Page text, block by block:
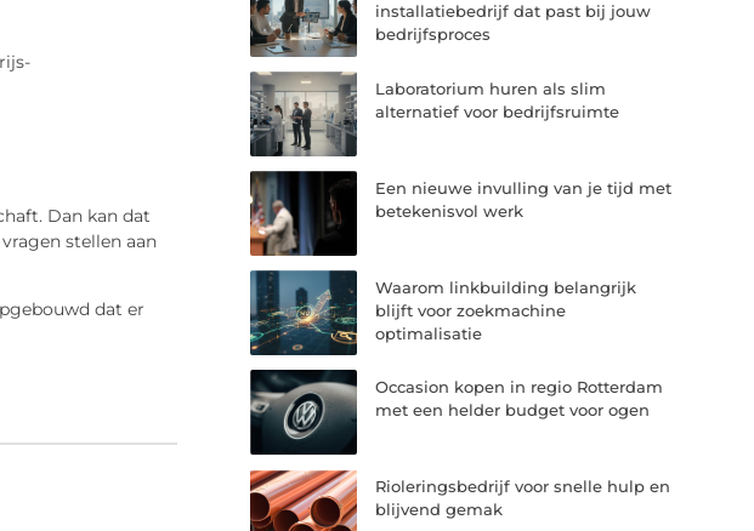
Dan kan dat
stellen aan
dat er
installatiebedrijf dat past bij jouw
bedrijfsproces
Laboratorium huren als slim
alternatief voor bedrijfsruimte
Een nieuwe invulling van je tijd met
betekenisvol werk
Waarom linkbuilding belangrijk
blijft voor zoekmachine
optimalisatie
Occasion kopen in regio Rotterdam
met een helder budget voor ogen
Rioleringsbedrijf voor snelle hulp en
blijvend gemak